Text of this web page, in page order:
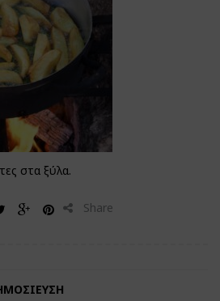
στα ξύλα.
Share